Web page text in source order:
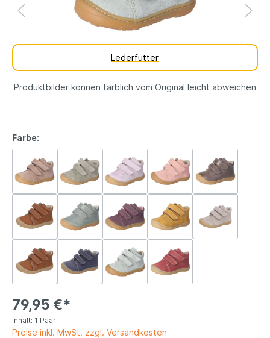
Lederfutter
Produktbilder können farblich vom Original leicht abweichen
Farbe:
79,95 €*
Inhalt: 1 Paar
Preise inkl. MwSt. zzgl. Versandkosten